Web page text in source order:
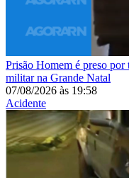
Prisão Homem é preso
militar na Grande Natal
07/08/2026 às 19:58
Acidente